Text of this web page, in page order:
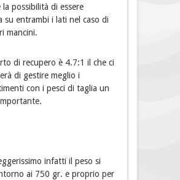
possibilità di essere
su entrambi i lati nel caso di
mancini.
di recupero è 4.7:1 il che ci
di gestire meglio i
con i pesci di taglia un
infatti il peso si
ai 750 gr. e proprio per